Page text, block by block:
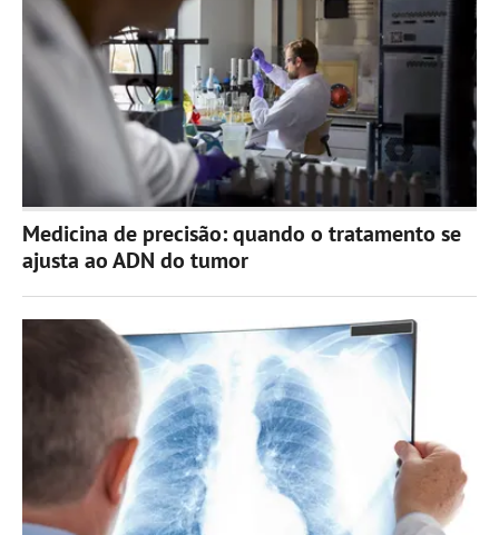
Medicina de precisão: quando o tratamento se
ajusta ao ADN do tumor